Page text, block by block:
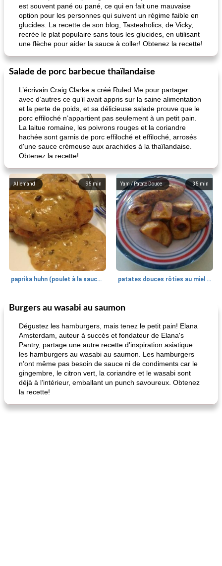
est souvent pané ou pané, ce qui en fait une mauvaise
option pour les personnes qui suivent un régime faible en
glucides. La recette de son blog, Tasteaholics, de Vicky,
recrée le plat populaire sans tous les glucides, en utilisant
une flèche pour aider la sauce à coller! Obtenez la recette!
Salade de porc barbecue thaïlandaise
L’écrivain Craig Clarke a créé Ruled Me pour partager
avec d’autres ce qu’il avait appris sur la saine alimentation
et la perte de poids, et sa délicieuse salade prouve que le
porc effiloché n’appartient pas seulement à un petit pain.
La laitue romaine, les poivrons rouges et la coriandre
hachée sont garnis de porc effiloché et effiloché, arrosés
d'une sauce crémeuse aux arachides à la thaïlandaise.
Obtenez la recette!
95 min
Allemand
paprika huhn (poulet à la sauce paprika).
35 min
Yam / Patate Douce
patates douces rôties au miel / kumara
25min
Petit déjeuner et brunch
quinoa petit déjeuner méditerranéen
Viande et volaille
poitrines de poulet grillées de jenny
Burgers au wasabi au saumon
Dégustez les hamburgers, mais tenez le petit pain! Elana
Amsterdam, auteur à succès et fondateur de Elana's
Pantry, partage une autre recette d'inspiration asiatique:
les hamburgers au wasabi au saumon. Les hamburgers
n’ont même pas besoin de sauce ni de condiments car le
gingembre, le citron vert, la coriandre et le wasabi sont
déjà à l’intérieur, emballant un punch savoureux. Obtenez
la recette!